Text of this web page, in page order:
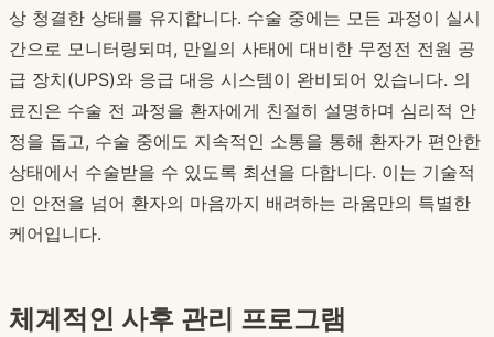
상 청결한 상태를 유지합니다. 수술 중에는 모든 과정이 실시
간으로 모니터링되며, 만일의 사태에 대비한 무정전 전원 공
급 장치(UPS)와 응급 대응 시스템이 완비되어 있습니다. 의
료진은 수술 전 과정을 환자에게 친절히 설명하며 심리적 안
정을 돕고, 수술 중에도 지속적인 소통을 통해 환자가 편안한
상태에서 수술받을 수 있도록 최선을 다합니다. 이는 기술적
인 안전을 넘어 환자의 마음까지 배려하는 라움만의 특별한
케어입니다.
체계적인 사후 관리 프로그램